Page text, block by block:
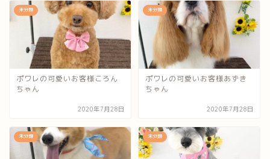
未分類
ポワレの可愛いお客様ころん
ちゃん
2020年7月28日
未分類
ポワレの可愛いお客様あずき
ちゃん
2020年7月28日
未分類 未分類